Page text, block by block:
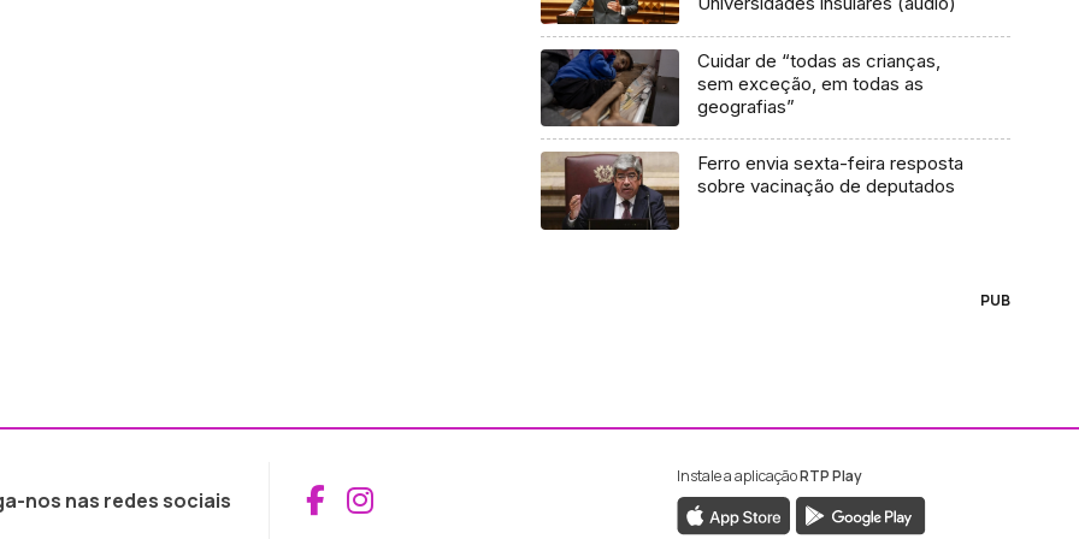
Cuidar de “todas as crianças,
sem exceção, em todas as
geografias”
Ferro envia sexta-feira resposta
sobre vacinação de deputados
PUB
nos nas redes sociais Aceder ao Facebook da RTP Madeira
Aceder ao Instagram da RTP Madeira
Instale a aplicaçãoRTP Play